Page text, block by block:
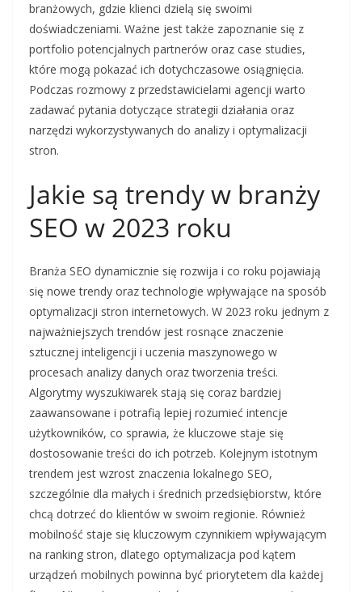
branżowych, gdzie klienci dzielą się swoimi
doświadczeniami. Ważne jest także zapoznanie się z
portfolio potencjalnych partnerów oraz case studies,
które mogą pokazać ich dotychczasowe osiągnięcia.
Podczas rozmowy z przedstawicielami agencji warto
zadawać pytania dotyczące strategii działania oraz
narzędzi wykorzystywanych do analizy i optymalizacji
stron.
Jakie są trendy w branży
SEO w 2023 roku
Branża SEO dynamicznie się rozwija i co roku pojawiają
się nowe trendy oraz technologie wpływające na sposób
optymalizacji stron internetowych. W 2023 roku jednym z
najważniejszych trendów jest rosnące znaczenie
sztucznej inteligencji i uczenia maszynowego w
procesach analizy danych oraz tworzenia treści.
Algorytmy wyszukiwarek stają się coraz bardziej
zaawansowane i potrafią lepiej rozumieć intencje
użytkowników, co sprawia, że kluczowe staje się
dostosowanie treści do ich potrzeb. Kolejnym istotnym
trendem jest wzrost znaczenia lokalnego SEO,
szczególnie dla małych i średnich przedsiębiorstw, które
chcą dotrzeć do klientów w swoim regionie. Również
mobilność staje się kluczowym czynnikiem wpływającym
na ranking stron, dlatego optymalizacja pod kątem
urządzeń mobilnych powinna być priorytetem dla każdej